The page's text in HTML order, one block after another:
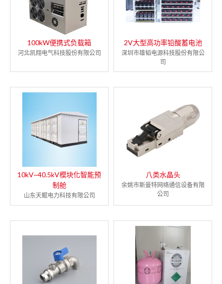
100kW便携式负载箱
河北凯翔电气科技股份有限公司
2V大型高功率铅酸蓄电池
深圳市雄韬电源科技股份有限公
司
10kV~40.5kV模块化智能预
制舱
山东天鲲电力科技有限公司
八类水晶头
余姚市斯曼特网络通信设备有限
公司